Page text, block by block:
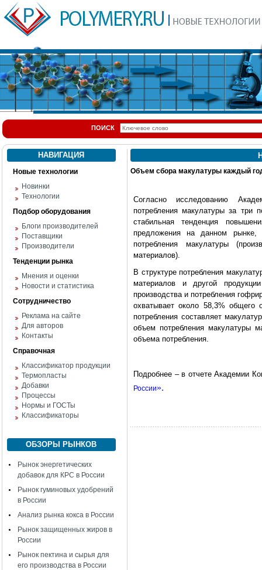
ПОИСК
НАВИГАЦИЯ
Новые технологии
Новинки
Технологии
Подбор оборудования
Блоги производителей
Поставщики
Производители
Тенденции рынка
Мнения и оценки
Новости и статистика
Сотрудничество
Реклама на сайте
Для авторов
Контакты
Справочная
Классификатор продукции
Термопласты
Добавки
Процессы
Нормы и ГОСТы
Классификаторы
ОБЗОРЫ РЫНКОВ
Рынок энергетических
добавок для КРС в России
Рынок гуминовых удобрений
в России
Анализ рынка кокса в России
Рынок защищенных жиров в
России
Рынок пектина и сырья для
его производства в России
Объем сбора макулатуры каждый
Согласно исследованию
потребления макулатуры за три
стабильная тенденция
предложения на данном рынке,
потребления макулатуры
материалов).
В структуре потребления
материалов и другой
производства и потребления
охватывает около 58,3% общего
потребления составляет
объем потребления макулатуры
объема потребления.
Подробнее – в отчете Академии
России».